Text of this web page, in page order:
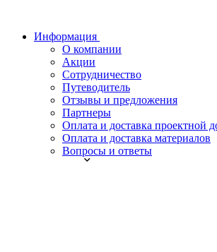
Информация
О компании
Акции
Сотрудничество
Путеводитель
Отзывы и предложения
Партнеры
Оплата и доставка проектной
Оплата и доставка материалов
Вопросы и ответы